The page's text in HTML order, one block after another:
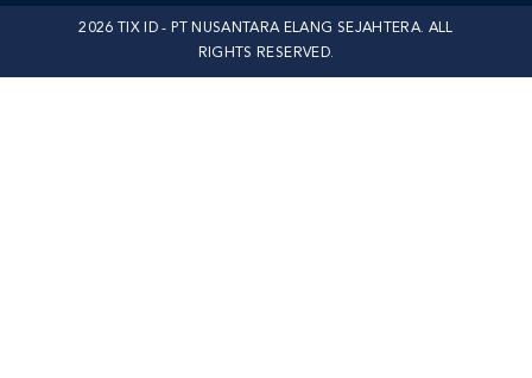
2026 TIX ID - PT NUSANTARA ELANG SEJAHTERA. ALL
RIGHTS RESERVED.